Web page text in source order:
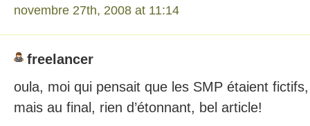
novembre 27th, 2008 at 11:14
freelancer
oula, moi qui pensait que les SMP étaient
mais au final, rien d’étonnant, bel article!